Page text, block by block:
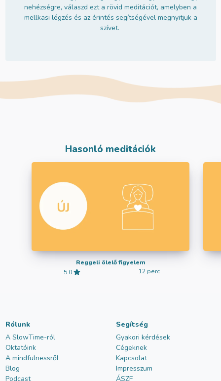
nehézségre, válaszd ezt a rövid meditációt, amelyben a
mellkasi légzés és az érintés segítségével megnyitjuk a
szívet.
Hasonló meditációk
Reggeli ölelő figyelem
5.0
12 perc
Rólunk
A SlowTime-ról
Oktatóink
A mindfulnessről
Blog
Podcast
Segítség
Gyakori kérdések
Cégeknek
Kapcsolat
Impresszum
ÁSZF